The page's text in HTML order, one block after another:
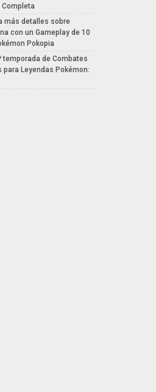
Completa
más detalles sobre
con un Gameplay de 10
Pokopia
temporada de Combates
Leyendas Pokémon: